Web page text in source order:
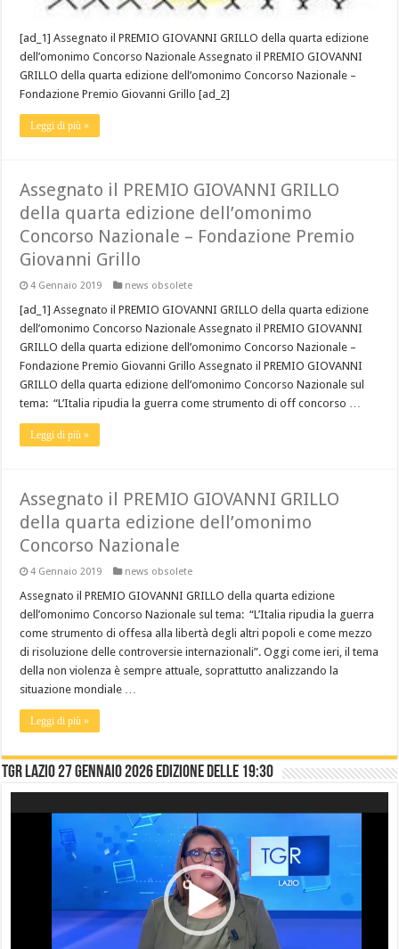
[ad_1] Assegnato il PREMIO GIOVANNI GRILLO della quarta edizione
dell’omonimo Concorso Nazionale Assegnato il PREMIO GIOVANNI
GRILLO della quarta edizione dell’omonimo Concorso Nazionale –
Fondazione Premio Giovanni Grillo [ad_2]
Leggi di più »
Assegnato il PREMIO GIOVANNI GRILLO
della quarta edizione dell’omonimo
Concorso Nazionale – Fondazione Premio
Giovanni Grillo
4 Gennaio 2019 news obsolete
[ad_1] Assegnato il PREMIO GIOVANNI GRILLO della quarta edizione
dell’omonimo Concorso Nazionale Assegnato il PREMIO GIOVANNI
GRILLO della quarta edizione dell’omonimo Concorso Nazionale –
Fondazione Premio Giovanni Grillo Assegnato il PREMIO GIOVANNI
GRILLO della quarta edizione dell’omonimo Concorso Nazionale sul
tema: “L’Italia ripudia la guerra come strumento di off concorso …
Leggi di più »
Assegnato il PREMIO GIOVANNI GRILLO
della quarta edizione dell’omonimo
Concorso Nazionale
4 Gennaio 2019 news obsolete
Assegnato il PREMIO GIOVANNI GRILLO della quarta edizione
dell’omonimo Concorso Nazionale sul tema: “L’Italia ripudia la guerra
come strumento di offesa alla libertà degli altri popoli e come mezzo
di risoluzione delle controversie internazionali”. Oggi come ieri, il tema
della non violenza è sempre attuale, soprattutto analizzando la
situazione mondiale …
Leggi di più »
TGR LAZIO 27 gennaio 2026 edizione delle 19:30
Player